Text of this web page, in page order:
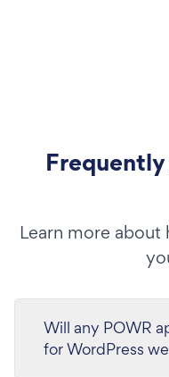
Learn more
Will any POWR
for WordPress